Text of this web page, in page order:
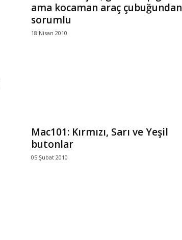
ama kocaman araç çubuğundan
sorumlu
18 Nisan 2010
Mac101: Kırmızı, Sarı ve Yeşil
butonlar
05 Şubat 2010